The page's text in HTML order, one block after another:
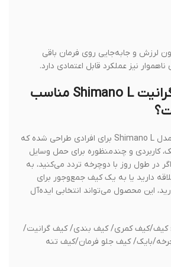
و جابه‌جایی روی فرمان باقی
نیز عملکرد قابل اعتمادی دارد.
کیف دوچرخه گرانیت Shimano L مناسب
کیف دوچرخه گرانیت مدل Shimano L برای افرادی طراحی شده که
و چندمنظوره برای حمل وسایل
روز با دوچرخه تردد می‌کنید، به
یا به یک کیف جمع‌وجور برای
این محصول می‌تواند انتخابی ایده‌آل
کیف کمری/ کیف بندی/ کیف گرانیت/
کیف جلو فرمان/کیف تنه